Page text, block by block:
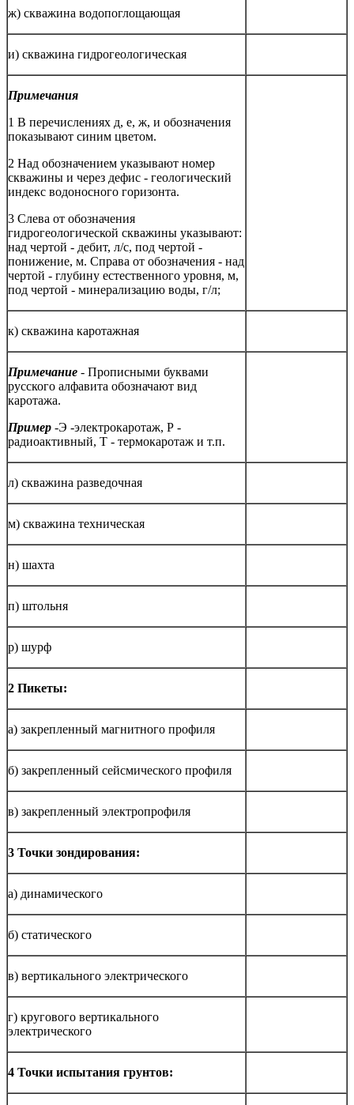
ж) скважина водопоглощающая
и) скважина гидрогеологическая
Примечания
1 В перечислениях д, е, ж, и обозначения
показывают синим цветом.
2 Над обозначением указывают номер
скважины и через дефис - геологический
индекс водоносного горизонта.
3 Слева от обозначения
гидрогеологической скважины указывают:
над чертой - дебит, л/с, под чертой -
понижение, м. Справа от обозначения - над
чертой - глубину естественного уровня, м,
под чертой - минерализацию воды, г/л;
к) скважина каротажная
Примечание - Прописными буквами
русского алфавита обозначают вид
каротажа.
Пример -Э -электрокаротаж, Р -
радиоактивный, Т - термокаротаж и т.п.
л) скважина разведочная
м) скважина техническая
н) шахта
п) штольня
р) шурф
2 Пикеты:
а) закрепленный магнитного профиля
б) закрепленный сейсмического профиля
в) закрепленный электропрофиля
3 Точки зондирования:
а) динамического
б) статического
в) вертикального электрического
г) кругового вертикального
электрического
4 Точки испытания грунтов: